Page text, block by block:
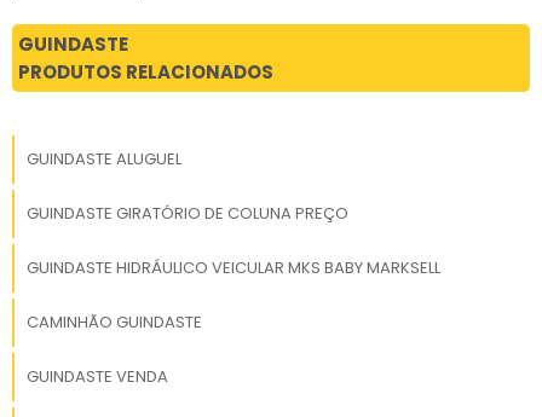
GUINDASTE
PRODUTOS RELACIONADOS
GUINDASTE ALUGUEL
GUINDASTE GIRATÓRIO DE COLUNA PREÇO
GUINDASTE HIDRÁULICO VEICULAR MKS BABY MARKSELL
CAMINHÃO GUINDASTE
GUINDASTE VENDA